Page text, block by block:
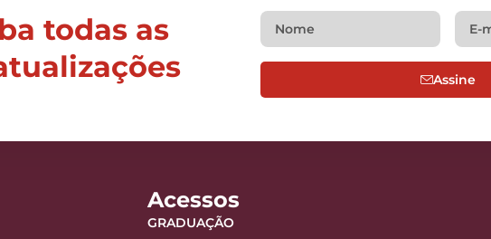
todas as
Assine
Acessos
GRADUAÇÃO